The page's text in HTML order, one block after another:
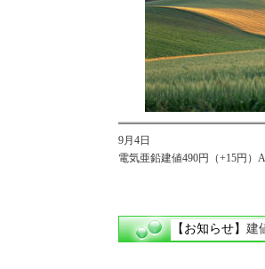
9月4日
電気亜鉛建値490円（+15円）
【お知らせ】 建